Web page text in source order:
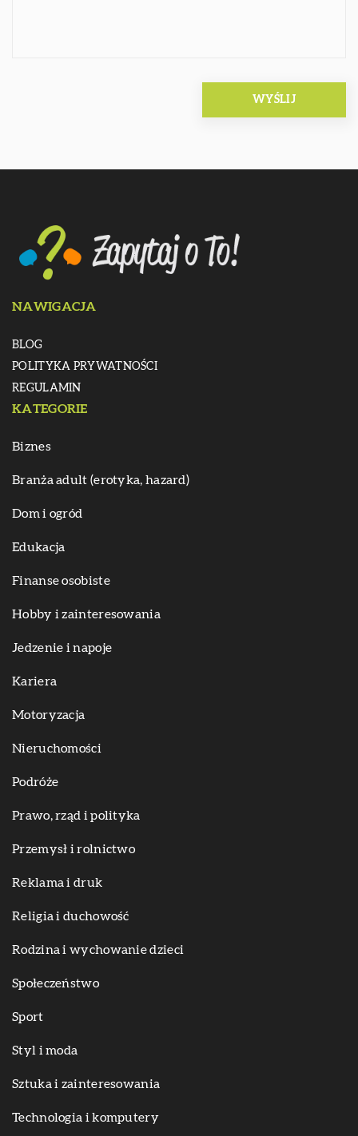
NAWIGACJA
BLOG
POLITYKA PRYWATNOŚCI
REGULAMIN
KATEGORIE
Biznes
Branża adult (erotyka, hazard)
Dom i ogród
Edukacja
Finanse osobiste
Hobby i zainteresowania
Jedzenie i napoje
Kariera
Motoryzacja
Nieruchomości
Podróże
Prawo, rząd i polityka
Przemysł i rolnictwo
Reklama i druk
Religia i duchowość
Rodzina i wychowanie dzieci
Społeczeństwo
Sport
Styl i moda
Sztuka i zainteresowania
Technologia i komputery